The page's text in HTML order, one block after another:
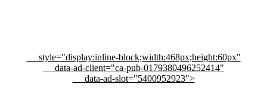
style="display:inline-block;width:468px;height:60px"
data-ad-client="ca-pub-0179380496252414"
data-ad-slot="5400952923">